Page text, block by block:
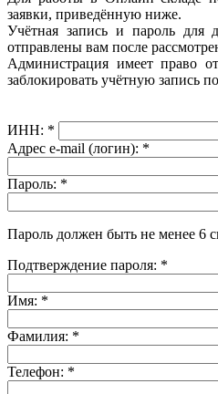
заявки, приведённую ниже.
Учётная запись и пароль для
отправлены вам после
Администрация имеет право
заблокировать учётную запись
ИНН: *
Адрес e-mail (логин): *
Пароль: *
Пароль должен быть не менее 6
Подтверждение пароля: *
Имя: *
Фамилия: *
Телефон: *